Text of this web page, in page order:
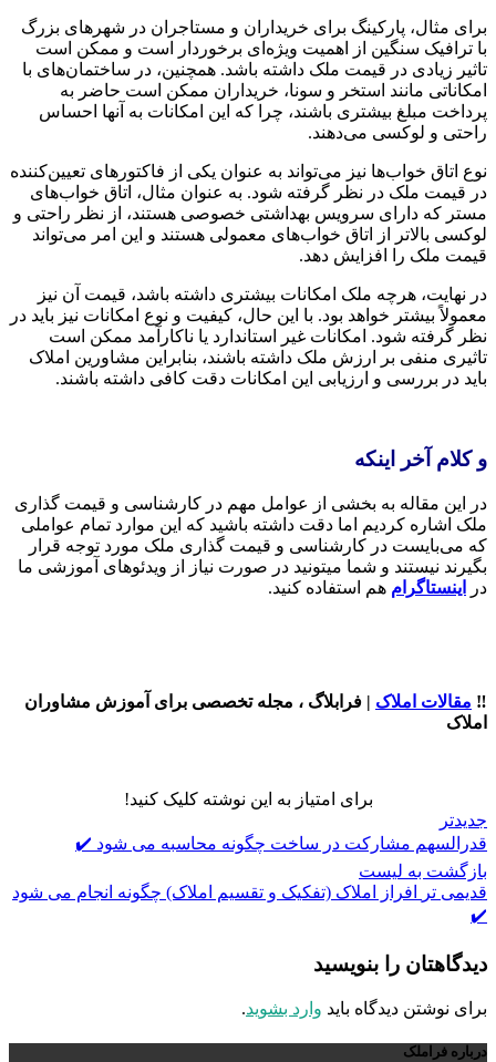
برای مثال، پارکینگ برای خریداران و مستاجران در شهرهای بزرگ
با ترافیک سنگین از اهمیت ویژه‌ای برخوردار است و ممکن است
تاثیر زیادی در قیمت ملک داشته باشد. همچنین، در ساختمان‌های با
امکاناتی مانند استخر و سونا، خریداران ممکن است حاضر به
پرداخت مبلغ بیشتری باشند، چرا که این امکانات به آنها احساس
راحتی و لوکسی می‌دهند.
نوع اتاق خواب‌ها نیز می‌تواند به عنوان یکی از فاکتورهای تعیین‌کننده
در قیمت ملک در نظر گرفته شود. به عنوان مثال، اتاق خواب‌های
مستر که دارای سرویس بهداشتی خصوصی هستند، از نظر راحتی و
لوکسی بالاتر از اتاق خواب‌های معمولی هستند و این امر می‌تواند
قیمت ملک را افزایش دهد.
در نهایت، هرچه ملک امکانات بیشتری داشته باشد، قیمت آن نیز
معمولاً بیشتر خواهد بود. با این حال، کیفیت و نوع امکانات نیز باید در
نظر گرفته شود. امکانات غیر استاندارد یا ناکارآمد ممکن است
تاثیری منفی بر ارزش ملک داشته باشند، بنابراین مشاورین املاک
باید در بررسی و ارزیابی این امکانات دقت کافی داشته باشند.
و کلام آخر اینکه
در این مقاله به بخشی از عوامل مهم در کارشناسی و قیمت گذاری
ملک اشاره کردیم اما دقت داشته باشید که این موارد تمام عواملی
که می‌بایست در کارشناسی و قیمت گذاری ملک مورد توجه قرار
بگیرند نیستند و شما میتونید در صورت نیاز از ویدئوهای آموزشی ما
در
اینستاگرام هم استفاده کنید.
‼️ مقالات املاک | فرابلاگ ، مجله تخصصی برای آموزش مشاوران
املاک
برای امتیاز به این نوشته کلیک کنید!
جدیدتر
قدرالسهم مشارکت در ساخت چگونه محاسبه می شود ✔️
بازگشت به لیست
قدیمی تر
افراز املاک (تفکیک و تقسیم املاک) چگونه انجام می شود
✔️
دیدگاهتان را بنویسید
برای نوشتن دیدگاه باید وارد بشوید.
درباره فراملک